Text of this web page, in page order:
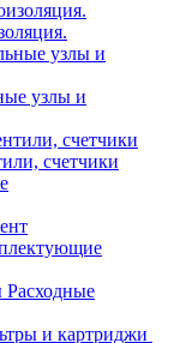
узлы и
счетчики
Расходные
и картриджи